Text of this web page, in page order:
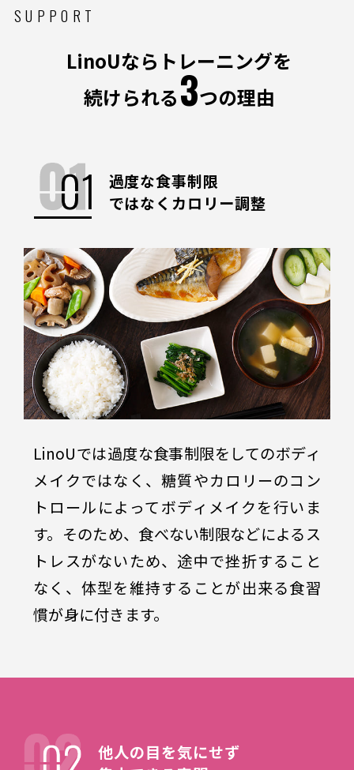
SUPPORT
LinoUならトレーニングを
続けられる3つの理由
過度な食事制限
ではなくカロリー調整
LinoUでは過度な食事制限をしてのボディ
メイクではなく、糖質やカロリーのコン
トロールによってボディメイクを行いま
す。そのため、食べない制限などによるス
トレスがないため、途中で挫折すること
なく、体型を維持することが出来る食習
慣が身に付きます。
他人の目を気にせず